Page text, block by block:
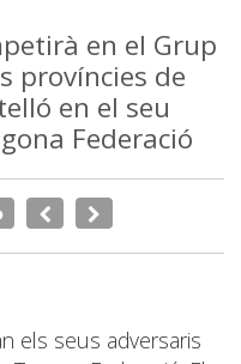
en el Grup
províncies de
en el seu
Federació
els seus adversaris